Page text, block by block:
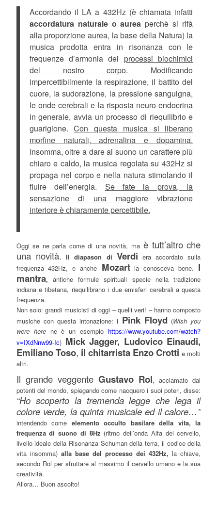
Accordando il LA a 432Hz (è chiamata infatti
accordatura naturale o aurea perchè si rifà
alla proporzione aurea, la base della Natura) la
musica prodotta entra in risonanza con le
frequenze d’armonia dei processi biochimici
del nostro corpo. Modificando
impercettibilmente la respirazione, il battito del
cuore, la sudorazione, la pressione sanguigna,
le onde cerebrali e la risposta neuro-endocrina
in generale, avvia un processo di riequilibrio e
guarigione.Con questa musica si liberano
morfine naturali, adrenalina e dopamina.
Insomma, oltre a dare al suono un carattere più
chiaro e caldo, la musica regolata su 432Hz si
propaga nel corpo e nella natura stimolando il
fluire dell’energia. Se fate la prova, la
sensazione di una maggiore vibrazione
interiore è chiaramente percettibile.
Oggi se ne parla come di una novità, maè tutt’altro che
una novità. Il diapason di Verdi era accordato sulla
frequenza 432Hz, e anche Mozartla conosceva bene. I
mantra, antiche formule spirituali specie nella tradizione
indiana e tibetana, riequilibrano i due emisferi cerebrali a questa
frequenza.
Non solo: grandi musicisti di oggi – quelli veri! – hanno composto
musiche con questa intonazione: i Pink Floyd (Wish you
were herene è un esempio https://www.youtube.com/watch?
v=IXdNnw99-Ic)Mick Jagger, Ludovico Einaudi,
Emiliano Toso, il chitarrista Enzo Crotti e molti
altri.
Il grande veggente Gustavo Rol, acclamato dai
potenti del mondo, spiegando come nacquero i suoi poteri, disse:
“Ho scoperto la tremenda legge che lega il
colore verde, la quinta musicale ed il calore…”
intendendo come elemento occulto basilare della vita, la
frequenza di suono di 8Hz (ritmo dell’onda Alfa del cervello,
livello ideale della Risonanza Schuman della terra, il codice della
vita insomma) alla base del processo dei 432Hz, la chiave,
secondo Rol per sfruttare al massimo il cervello umano e la sua
creatività.
Allora… Buon ascolto!